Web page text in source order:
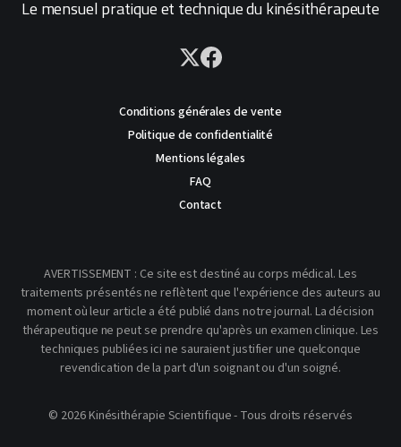
Le mensuel pratique et technique du kinésithérapeute
Conditions générales de vente
Politique de confidentialité
Mentions légales
FAQ
Contact
AVERTISSEMENT : Ce site est destiné au corps médical. Les
traitements présentés ne reflètent que l'expérience des auteurs au
moment où leur article a été publié dans notre journal. La décision
thérapeutique ne peut se prendre qu'après un examen clinique. Les
techniques publiées ici ne sauraient justifier une quelconque
revendication de la part d'un soignant ou d'un soigné.
© 2026 Kinésithérapie Scientifique - Tous droits réservés